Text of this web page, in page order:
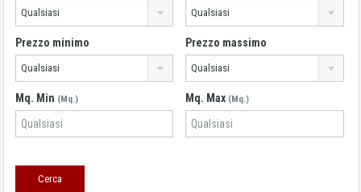
Qualsiasi Qualsiasi
Prezzo minimo
Qualsiasi
Prezzo massimo
Qualsiasi
Mq. Min (Mq.) Mq. Max (Mq.)